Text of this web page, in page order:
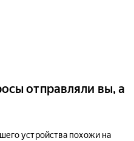
отправляли вы, а
устройства похожи на